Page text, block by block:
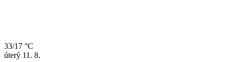
33/17 °C
úterý 11. 8.